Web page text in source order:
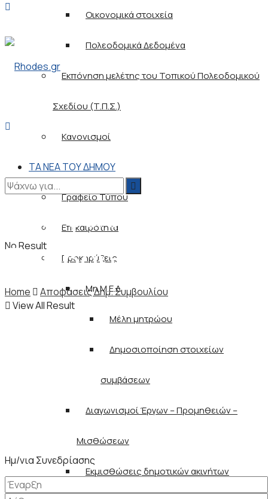
Οικονομικά στοιχεία
Πολεοδομικά Δεδομένα
Εκπόνηση μελέτης του Τοπικού Πολεοδομικού
Σχεδίου (Τ.Π.Σ.)
Κανονισμοί
ΤΑ ΝΕΑ ΤΟΥ ΔΗΜΟΥ
Γραφείο Τύπου
Επικαιρότητα
Προκηρύξεις
Μη.Μ.Ε.Δ.
Μέλη μητρώου
Δημοσιοποίηση στοιχείων
συμβάσεων
Διαγωνισμοί Έργων – Προμηθειών –
Μισθώσεων
Εκμισθώσεις δημοτικών ακινήτων
No Result
View All Result
Αποφάσεις Δημ.
Συμβουλίου
Home Αποφάσεις Δημ. Συμβουλίου
Ημ/νια Συνεδρίασης